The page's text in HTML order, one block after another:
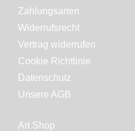
Zahlungsarten
Widerrufsrecht
Vertrag widerrufen
Cookie Richtlinie
Datenschutz
Unsere AGB
Art Shop